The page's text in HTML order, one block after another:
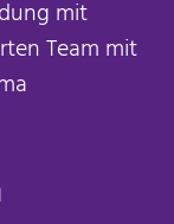
mit
Team mit